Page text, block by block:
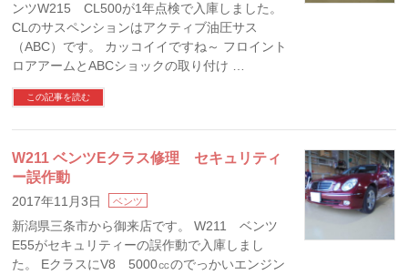
ンツW215 CL500が1年点検で入庫しました。
CLのサスペンションはアクティブ油圧サス
（ABC）です。 カッコイイですね～ フロイント
ロアアームとABCショックの取り付け …
この記事を読む
W211 ベンツEクラス修理 セキュリティ
ー誤作動
2017年11月3日 ベンツ
新潟県三条市から御来店です。 W211 ベンツ
E55がセキュリティーの誤作動で入庫しまし
た。 EクラスにV8 5000㏄のでっかいエンジン